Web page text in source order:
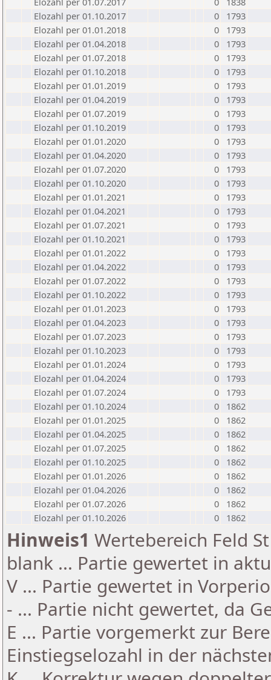
Elozahl per 01.10.2017
0
1793
Elozahl per 01.01.2018
0
1793
Elozahl per 01.04.2018
0
1793
Elozahl per 01.07.2018
0
1793
Elozahl per 01.10.2018
0
1793
Elozahl per 01.01.2019
0
1793
Elozahl per 01.04.2019
0
1793
Elozahl per 01.07.2019
0
1793
Elozahl per 01.10.2019
0
1793
Elozahl per 01.01.2020
0
1793
Elozahl per 01.04.2020
0
1793
Elozahl per 01.07.2020
0
1793
Elozahl per 01.10.2020
0
1793
Elozahl per 01.01.2021
0
1793
Elozahl per 01.04.2021
0
1793
Elozahl per 01.07.2021
0
1793
Elozahl per 01.10.2021
0
1793
Elozahl per 01.01.2022
0
1793
Elozahl per 01.04.2022
0
1793
Elozahl per 01.07.2022
0
1793
Elozahl per 01.10.2022
0
1793
Elozahl per 01.01.2023
0
1793
Elozahl per 01.04.2023
0
1793
Elozahl per 01.07.2023
0
1793
Elozahl per 01.10.2023
0
1793
Elozahl per 01.01.2024
0
1793
Elozahl per 01.04.2024
0
1793
Elozahl per 01.07.2024
0
1793
Elozahl per 01.10.2024
0
1862
Elozahl per 01.01.2025
0
1862
Elozahl per 01.04.2025
0
1862
Elozahl per 01.07.2025
0
1862
Elozahl per 01.10.2025
0
1862
Elozahl per 01.01.2026
0
1862
Elozahl per 01.04.2026
0
1862
Elozahl per 01.07.2026
0
1862
Elozahl per 01.10.2026
0 1862
Hinweis1 Wertebereich Feld
blank ... Partie gewertet in
V ... Partie gewertet in
- ... Partie nicht gewertet, da
E ... Partie vorgemerkt zur
Einstiegselozahl in der